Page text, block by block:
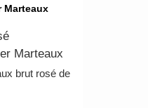
Marteaux
Marteaux
brut rosé de